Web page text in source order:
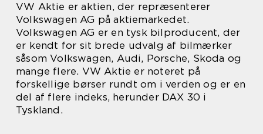
VW Aktie er aktien, der repræsenterer
Volkswagen AG på aktiemarkedet.
Volkswagen AG er en tysk bilproducent, der
er kendt for sit brede udvalg af bilmærker
såsom Volkswagen, Audi, Porsche, Skoda og
mange flere. VW Aktie er noteret på
forskellige børser rundt om i verden og er en
del af flere indeks, herunder DAX 30 i
Tyskland.